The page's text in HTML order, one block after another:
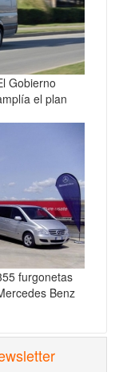
Gobierno
el plan
furgonetas
Benz